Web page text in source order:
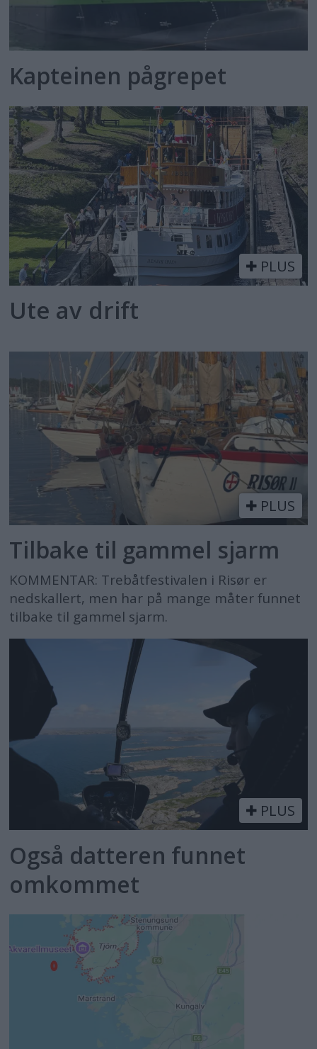
Kapteinen pågrepet
PLUS
Ute av drift
PLUS
Tilbake til gammel sjarm
KOMMENTAR: Trebåtfestivalen i Risør er
nedskallert, men har på mange måter funnet
tilbake til gammel sjarm.
PLUS
Også datteren funnet
omkommet